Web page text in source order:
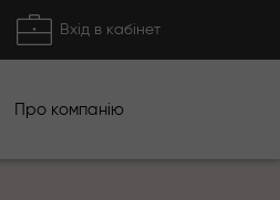
Вхід в кабінет
Про компанію